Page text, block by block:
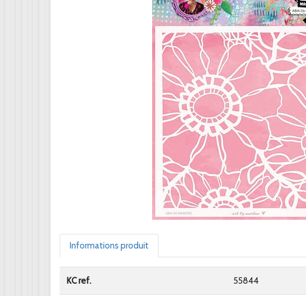
Informations produit
KC ref. 55844